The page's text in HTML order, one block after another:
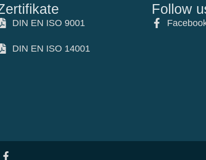
DIN EN ISO 9001
DIN EN ISO 14001
Follow